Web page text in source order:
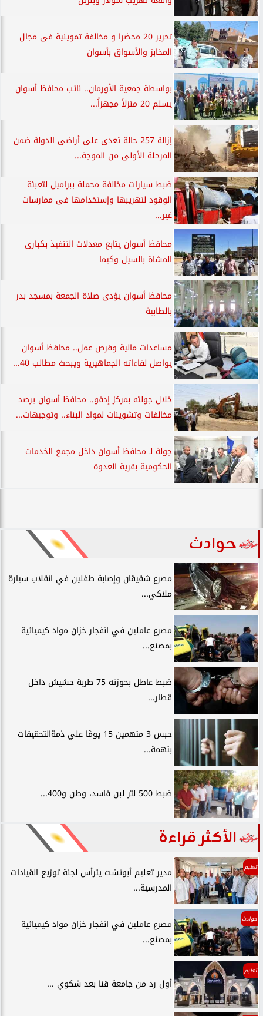
تحرير 20 محضرا و مخالفة تموينية فى مجال
المخابز والأسواق بأسوان
بواسطة جمعية الأورمان.. نائب محافظ أسوان
يسلم 20 منزلاً مجهزاً...
إزالة 257 حالة تعدى على أراضى الدولة ضمن
المرحلة الأولى من الموجة...
ضبط سيارات مخالفة محملة ببراميل لتعبئة
الوقود لتهريبها وإستخدامها فى ممارسات
غير...
محافظ أسوان يتابع معدلات التنفيذ بكبارى
المشاة بالسيل وكيما
محافظ أسوان يؤدى صلاة الجمعة بمسجد بدر
بالطابية
مساعدات مالية وفرص عمل.. محافظ أسوان
يواصل لقاءاته الجماهيرية ويبحث مطالب 40...
خلال جولته بمركز إدفو.. محافظ أسوان يرصد
مخالفات وتشوينات لمواد البناء.. وتوجيهات...
جولة لـ محافظ أسوان داخل مجمع الخدمات
الحكومية بقرية العدوة
حوادث
مصرع شقيقان وإصابة طفلين في انقلاب سيارة
ملاكي...
مصرع عاملين في انفجار خزان مواد كيميائية
بمصنع...
ضبط عاطل بحوزته 75 طربة حشيش داخل
قطار...
حبس 3 متهمين 15 يومًا علي ذمةالتحقيقات
بتهمة...
ضبط 500 لتر لبن فاسد، وطن و400...
الأكثر قراءة
تعليم
مدير تعليم أبوتشت يترأس لجنة توزيع القيادات
المدرسية...
حوادث
مصرع عاملين في انفجار خزان مواد كيميائية
بمصنع...
تعليم
أول رد من جامعة قنا بعد شكوي ...